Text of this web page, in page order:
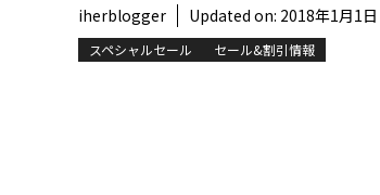
iherblogger Updated on: 2018年1月1日
スペシャルセール セール&割引情報